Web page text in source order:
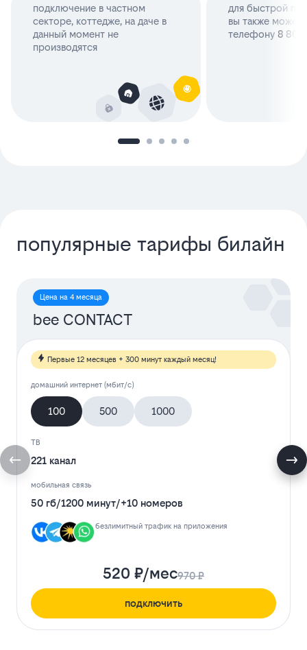
подключение в частном
секторе, коттедже, на даче в
данный момент не
производятся
для быстрой
вы также
телефону 8 800
популярные тарифы билайн
Цена на 4 месяца
bee CONTACT
Первые 12 месяцев + 300 минут каждый месяц!
домашний интернет (мбит/с)
100 500 1000
ТВ
221 канал
мобильная связь
50 гб/1200 минут/+10 номеров
безлимитный трафик на приложения
520 ₽/мес970 ₽
подключить